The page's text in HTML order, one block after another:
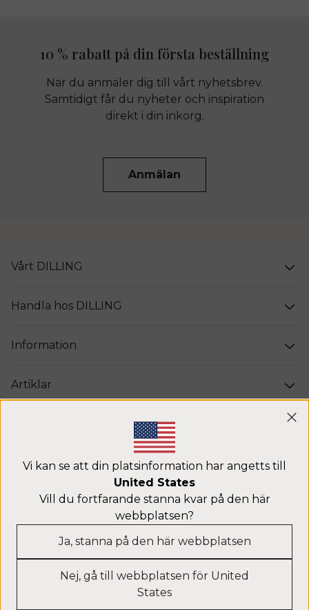
10 % rabatt på din första beställning
När du anmäler dig till vårt nyhetsbrev.
Samtidigt får du nyheter och inspiration
direkt i din inkorg.
Anmälan
Vårt DILLING
Handla hos DILLING
Information
Artiklar
Ulltröja
Leggings i ull
Nederdelar i ull
Modal Content
Vi kan se att din platsinformation har angetts till
United States
Vill du fortfarande stanna kvar på den här
webbplatsen?
Ja, stanna på den här webbplatsen
Nej, gå till webbplatsen för United
States